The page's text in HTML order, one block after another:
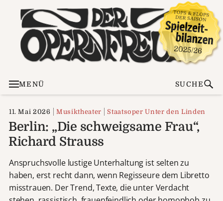
MENÜ SUCHE
11. Mai 2026 Musiktheater Staatsoper Unter den Linden
Berlin: „Die schweigsame Frau“,
Richard Strauss
Anspruchsvolle lustige Unterhaltung ist selten zu
haben, erst recht dann, wenn Regisseure dem Libretto
misstrauen. Der Trend, Texte, die unter Verdacht